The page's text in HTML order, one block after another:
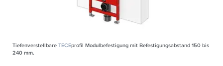
TiefenverstellbareTECEprofil Modulbefestigung mit Befestigungsabstand 150 bis
240 mm.